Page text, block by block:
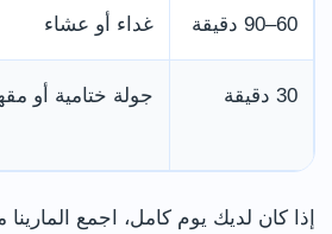
60–90 دقيقة غداء أو عشاء
30 دقيقة جولة ختامية أو
إذا كان لديك يوم كامل، اجمع المارينا